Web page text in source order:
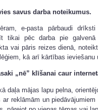
savus darba noteikumus.
e-pasta pārbaudi drīksti
tikai pēc darba pie galvenā
vai pāris reizes dienā,
kā arī kārtības ieviešanu
„nē” klīšanai caur
daļa mājas lapu pelna,
ar reklāmām un